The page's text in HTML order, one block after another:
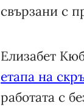
свързани с
Елизабет
етапа на
работата с